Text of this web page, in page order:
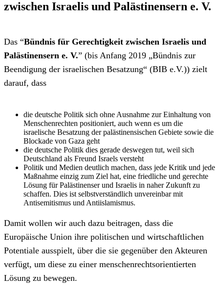
zwischen Israelis und Palästinensern e. V.
Das “Bündnis für Gerechtigkeit zwischen Israelis und
Palästinensern e. V.” (bis Anfang 2019 „Bündnis zur
Beendigung der israelischen Besatzung“ (BIB e.V.)) zielt
darauf, dass
die deutsche Politik sich ohne Ausnahme zur Einhaltung von
Menschenrechten positioniert, auch wenn es um die
israelische Besatzung der palästinensischen Gebiete sowie die
Blockade von Gaza geht
die deutsche Politik dies gerade deswegen tut, weil sich
Deutschland als Freund Israels versteht
Politik und Medien deutlich machen, dass jede Kritik und jede
Maßnahme einzig zum Ziel hat, eine friedliche und gerechte
Lösung für Palästinenser und Israelis in naher Zukunft zu
schaffen. Dies ist selbstverständlich unvereinbar mit
Antisemitismus und Antiislamismus.
Damit wollen wir auch dazu beitragen, dass die
Europäische Union ihre politischen und wirtschaftlichen
Potentiale ausspielt, über die sie gegenüber den Akteuren
verfügt, um diese zu einer menschenrechtsorientierten
Lösung zu bewegen.